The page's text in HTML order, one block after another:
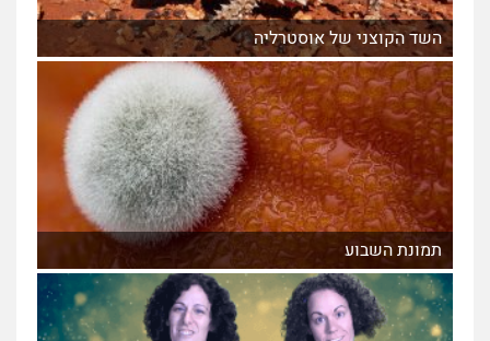
השד הקוצני של אוסטרליה
תמונת השבוע